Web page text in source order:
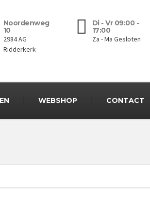
Noordenweg
10
2984 AG
Ridderkerk
Di - Vr 09:00 -
17:00
Za - Ma Gesloten
WEBSHOP CONTACT